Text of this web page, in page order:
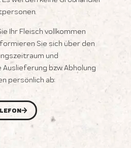
Ihr Fleisch vollkommen
Sie sich über den
und
bzw. Abholung
persönlich ab: